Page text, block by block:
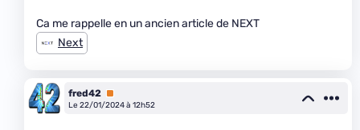
Ca me rappelle en un ancien article de NEXT
Next
fred42 Premium
Le 22/01/2024 à 12h52